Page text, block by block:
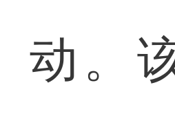
动。